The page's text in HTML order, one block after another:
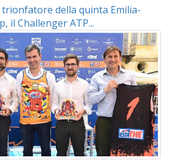
trionfatore della quinta Emilia-
il Challenger ATP...